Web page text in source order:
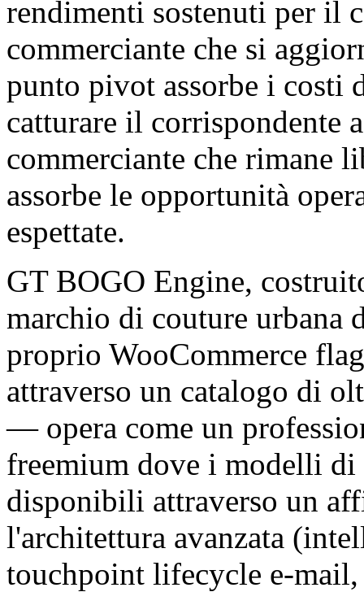
rendimenti sostenuti per il
commerciante che si
punto pivot assorbe i costi
catturare il corrispondente
commerciante che rimane
assorbe le opportunità
espettate.
GT BOGO Engine,
marchio di couture urbana
proprio WooCommerce
attraverso un catalogo di
— opera come un
freemium dove i modelli di
disponibili attraverso un
l'architettura avanzata
touchpoint lifecycle e-